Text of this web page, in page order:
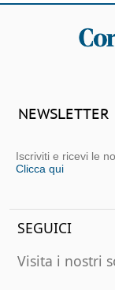
NEWSLETTER
Iscriviti e ricevi le
Clicca qui
SEGUICI
Visita i nostri